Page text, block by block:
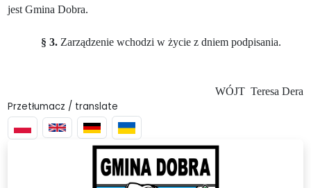
jest Gmina Dobra.
§ 3.Zarządzenie wchodzi w życie z dniem podpisania.
WÓJT Teresa Dera
Przetłumacz / translate